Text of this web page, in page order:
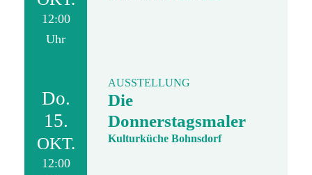
12:00
Uhr
Do.
15.
OKT.
12:00
AUSSTELLUNG
Die
Donnerstagsmaler
Kulturküche Bohnsdorf